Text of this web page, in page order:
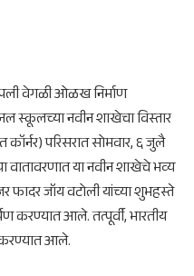
वेगळी ओळख निर्माण
स्कूलच्या नवीन शाखेचा विस्तार
परिसरात सोमवार, ६ जुलै
वातावरणात या नवीन शाखेचे भव्य
फादर जॉय वटोली यांच्या शुभहस्ते
करण्यात आले. तत्पूर्वी, भारतीय
आले.